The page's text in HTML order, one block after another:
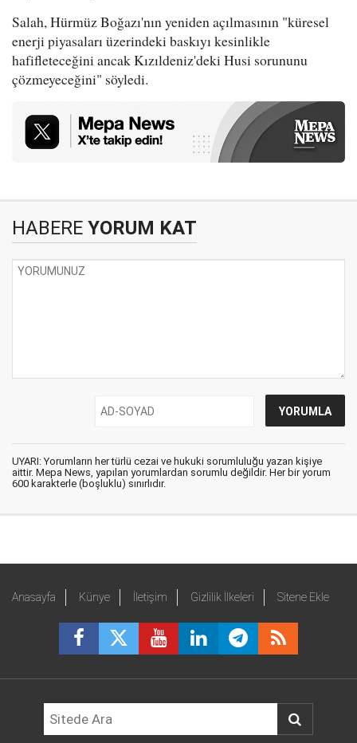
Salah, Hürmüz Boğazı'nın yeniden açılmasının "küresel
enerji piyasaları üzerindeki baskıyı kesinlikle
hafifleteceğini ancak Kızıldeniz'deki Husi sorununu
çözmeyeceğini" söyledi.
HABERE YORUM KAT
UYARI: Yorumların her türlü cezai ve hukuki sorumluluğu yazan kişiye
aittir. Mepa News, yapılan yorumlardan sorumlu değildir. Her bir yorum
600 karakterle (boşluklu) sınırlıdır.
Anasayfa Künye İletişim Gizlilik İlkeleri Sitene Ekle